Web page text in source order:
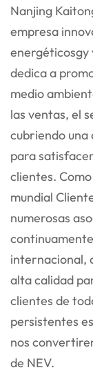
Nanjing
empresa
energéticosgy
dedica a
medio
las ventas, el
cubriendo una
para
clientes.
mundial
numerosas
continuamente
internacional,
alta calidad
clientes de
persistentes
nos
de NEV.